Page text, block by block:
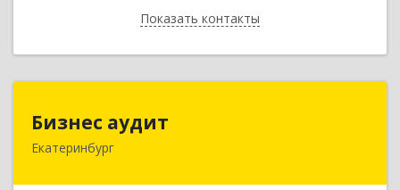
Показать контакты
Назад
Бизнес аудит
Екатеринбург
620062, Свердловская обл, Екатеринбург г,